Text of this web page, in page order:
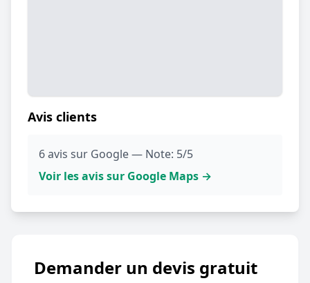
Avis clients
6 avis sur Google — Note: 5/5
Voir les avis sur Google Maps →
Demander un devis gratuit